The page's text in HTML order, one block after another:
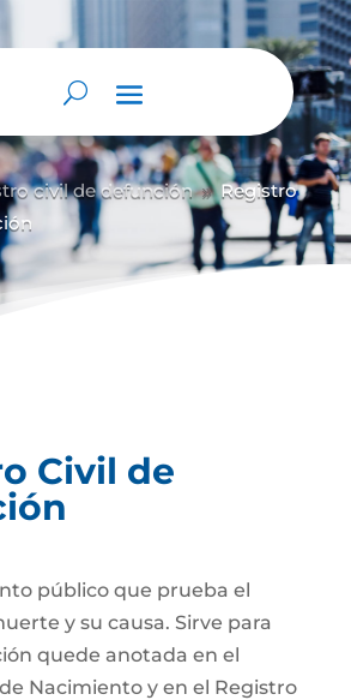
civil de defunción 9 Registro
Civil de
público que prueba el
y su causa. Sirve para
quede anotada en el
Nacimiento y en el Registro